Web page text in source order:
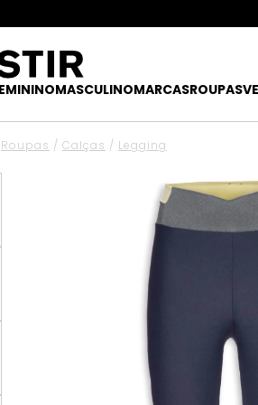
MASCULINOMARCASROUPAS
Roupas / Calças / Legging